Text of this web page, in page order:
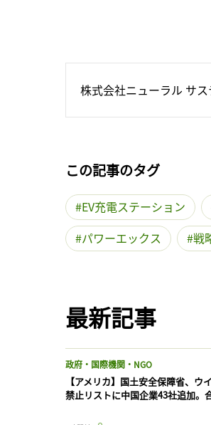
株式会社ニューラル サ
この記事のタグ
EV充電ステーション
パワーエックス
戦
最新記事
政府・国際機関・NGO
【アメリカ】国土安全保障省、ウ
禁止リストに中国企業43社追加。